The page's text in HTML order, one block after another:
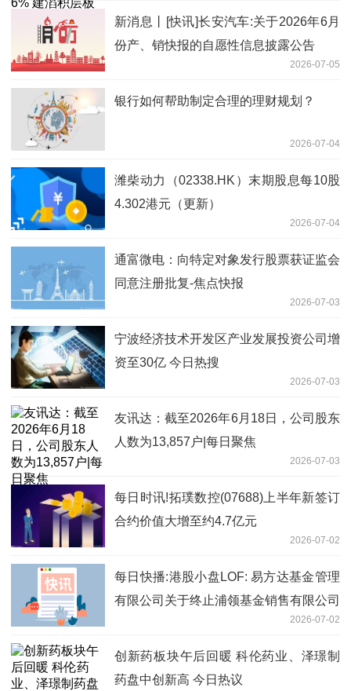
新消息丨[快讯]长安汽车:关于2026年6月
份产、销快报的自愿性信息披露公告
2026-07-05
银行如何帮助制定合理的理财规划？
2026-07-04
潍柴动力（02338.HK）末期股息每10股
4.302港元（更新）
2026-07-04
通富微电：向特定对象发行股票获证监会
同意注册批复-焦点快报
2026-07-03
宁波经济技术开发区产业发展投资公司增
资至30亿 今日热搜
2026-07-03
友讯达：截至2026年6月18日，公司股东
人数为13,857户|每日聚焦
2026-07-03
每日时讯!拓璞数控(07688)上半年新签订
合约价值大增至约4.7亿元
2026-07-02
每日快播:港股小盘LOF: 易方达基金管理
有限公司关于终止浦领基金销售有限公司
办理本公司旗下基金销售业务的公告2026-07-02
创新药板块午后回暖 科伦药业、泽璟制
药盘中创新高 今日热议